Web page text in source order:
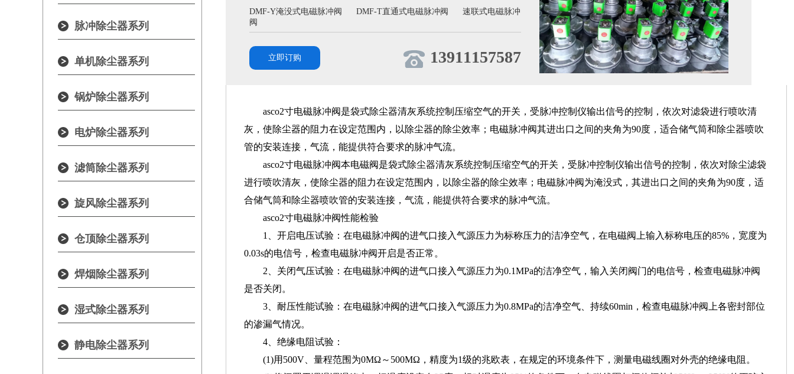
脉冲除尘器系列
单机除尘器系列
锅炉除尘器系列
电炉除尘器系列
滤筒除尘器系列
旋风除尘器系列
仓顶除尘器系列
焊烟除尘器系列
湿式除尘器系列
静电除尘器系列
DMF-Y淹没式电磁脉冲阀 DMF-T直通式电磁脉冲阀
速联式电磁脉冲
阀
立即订购 13911157587
asco2寸电磁脉冲阀是袋式除尘器清灰系统控制压缩空气的开关，受脉冲控制仪输出信号的控制，依次对滤袋进行喷吹清
灰，使除尘器的阻力在设定范围内，以除尘器的除尘效率；电磁脉冲阀其进出口之间的夹角为90度，适合储气筒和除尘器喷吹
管的安装连接，气流，能提供符合要求的脉冲气流。
asco2寸电磁脉冲阀本电磁阀是袋式除尘器清灰系统控制压缩空气的开关，受脉冲控制仪输出信号的控制，依次对除尘滤袋
进行喷吹清灰，使除尘器的阻力在设定范围内，以除尘器的除尘效率；电磁脉冲阀为淹没式，其进出口之间的夹角为90度，适
合储气筒和除尘器喷吹管的安装连接，气流，能提供符合要求的脉冲气流。
asco2寸电磁脉冲阀性能检验
1、开启电压试验：在电磁脉冲阀的进气口接入气源压力为标称压力的洁净空气，在电磁阀上输入标称电压的85%，宽度为
0.03s的电信号，检查电磁脉冲阀开启是否正常。
2、关闭气压试验：在电磁脉冲阀的进气口接入气源压力为0.1MPa的洁净空气，输入关闭阀门的电信号，检查电磁脉冲阀
是否关闭。
3、耐压性能试验：在电磁脉冲阀的进气口接入气源压力为0.8MPa的洁净空气、持续60min，检查电磁脉冲阀上各密封部位
的渗漏气情况。
4、绝缘电阻试验：
(1)用500V、量程范围为0MΩ～500MΩ，精度为1级的兆欧表，在规定的环境条件下，测量电磁线圈对外壳的绝缘电阻。